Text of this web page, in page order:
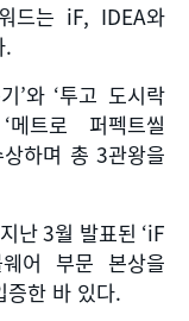
드는 iF, IDEA와
.
’와‘투고 도시락
메트로 퍼펙트씰
하며 총 3관왕을
난3월 발표된 ‘iF
어 부문 본상을
증한 바 있다.